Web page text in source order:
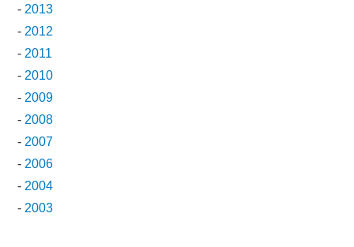
- 2013
- 2012
- 2011
- 2010
- 2009
- 2008
- 2007
- 2006
- 2004
- 2003